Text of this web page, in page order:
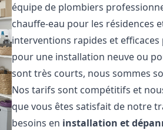
équipe de plombiers
chauffe-eau pour les résidences
interventions rapides et
pour une installation neuve ou
sont très courts, nous sommes
Nos tarifs sont compétitifs et
que vous êtes satisfait de notre
besoins en installation et